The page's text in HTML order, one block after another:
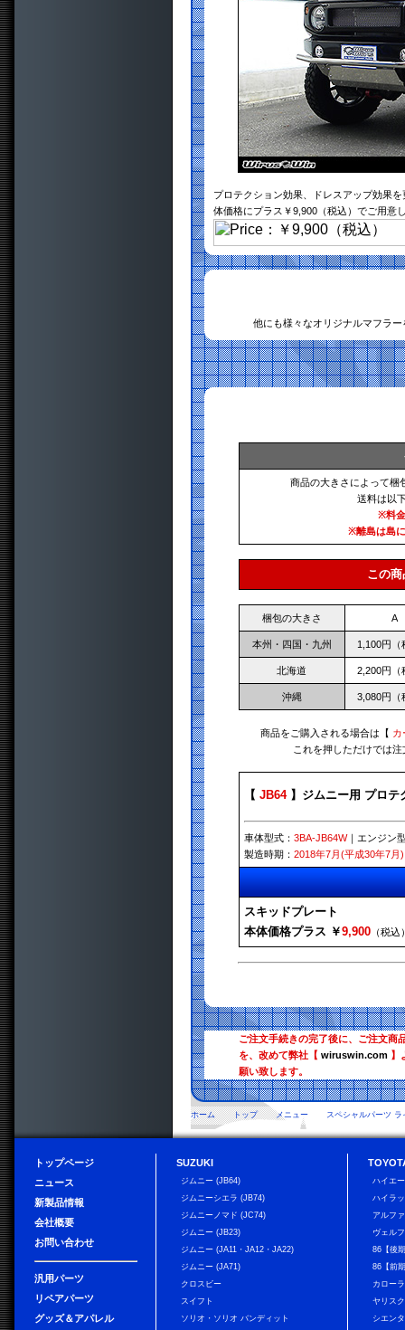
プロテクション効果、ドレスアップ効果
体価格にプラス￥9,900（税込）でご用意
他にも様々なオリジナルマフラ
商品の大きさによって梱
送料は以
※料
※離島は島
この
梱包の大きさ A
本州・四国・九州 1,100円（
北海道 2,200円（
沖縄 3,080円（
商品をご購入される場合は【 カ
これを押しただけでは
【 JB64】ジムニー用 プロテ
車体型式： 3BA-JB64W｜エンジン
製造時期： 2018年7月(平成30年7月)
スキッドプレート
本体価格プラス ￥9,900（税込
ご注文手続きの完了後に、ご注文商
を、改めて弊社【 wiruswin.com】
願い致します。
ホーム トップ メニュー スペシャルパーツ ラ
トップページ
ニュース
新製品情報
会社概要
お問い合わせ
汎用パーツ
リペアパーツ
グッズ＆アパレル
SUZUKI
ジムニー (JB64)
ジムニーシエラ (JB74)
ジムニーノマド (JC74)
ジムニー (JB23)
ジムニー (JA11・JA12・JA22)
ジムニー (JA71)
クロスビー
スイフト
ソリオ・ソリオ バンディット
ハイエ
ハイラ
アルフ
ヴェル
86【後
86【前
カロー
ヤリス
シエンタ